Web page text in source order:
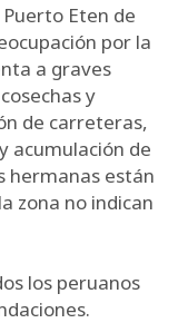
Eten de
por la
a graves
y
de carreteras,
acumulación de
hermanas están
zona no indican
los peruanos